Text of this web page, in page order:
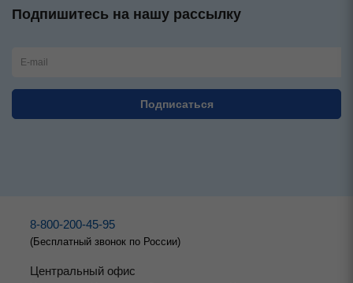
Подпишитесь на нашу рассылку
8-800-200-45-95
(Бесплатный звонок по России)
Центральный офис